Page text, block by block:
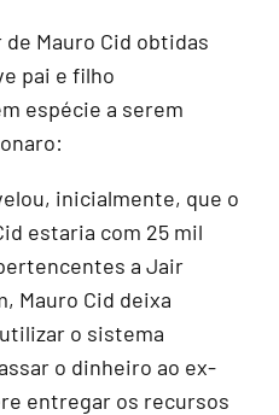
Mauro Cid obtidas
pai e filho
espécie a serem
inicialmente, que o
estaria com 25 mil
a Jair
Mauro Cid deixa
o sistema
o dinheiro ao ex-
entregar os recursos